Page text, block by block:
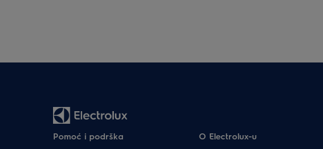
Pomoć i podrška O Electrolux-u